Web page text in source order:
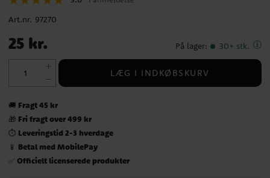
Art.nr. 97270
Pris 25 kr.
25 kr. På lager: 30+ stk.
LÆG I INDKØBSKURV
🚚 Fragt 45 kr
🎁 Fri fragt over 499 kr
⏱️ Leveringstid 2-3 hverdage
📱 Betal med MobilePay
✅ Officielt licenserede produkter